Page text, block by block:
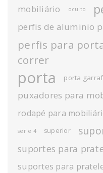
mobiliário oculto
perfis de aluminio
perfis para
correr
porta porta
puxadores para
rodapé para
serie 4 superior
suportes para
suportes para